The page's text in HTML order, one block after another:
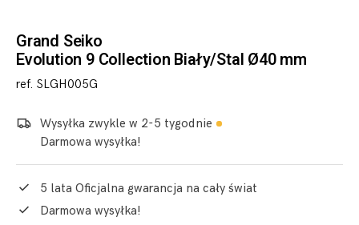
Grand Seiko
Evolution 9 Collection Biały/Stal Ø40 mm
ref. SLGH005G
Wysyłka zwykle w 2-5 tygodnie
Darmowa wysyłka!
5 lata Oficjalna gwarancja na cały świat
Darmowa wysyłka!